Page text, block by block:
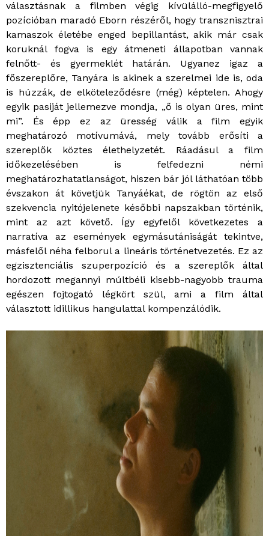
választásnak a filmben végig kívülálló-megfigyelő
pozícióban maradó Eborn részéről, hogy transznisztrai
kamaszok életébe enged bepillantást, akik már csak
koruknál fogva is egy átmeneti állapotban vannak
felnőtt- és gyermeklét határán. Ugyanez igaz a
főszereplőre, Tanyára is akinek a szerelmei ide is, oda
is húzzák, de elköteleződésre (még) képtelen. Ahogy
egyik pasiját jellemezve mondja, „ő is olyan üres, mint
mi”. És épp ez az üresség válik a film egyik
meghatározó motívumává, mely tovább erősíti a
szereplők köztes élethelyzetét. Ráadásul a film
időkezelésében is felfedezni némi
meghatározhatatlanságot, hiszen bár jól láthatóan több
évszakon át követjük Tanyáékat, de rögtön az első
szekvencia nyitójelenete későbbi napszakban történik,
mint az azt követő. Így egyfelől következetes a
narratíva az események egymásutániságát tekintve,
másfelől néha felborul a lineáris történetvezetés. Ez az
egzisztenciális szuperpozíció és a szereplők által
hordozott megannyi múltbéli kisebb-nagyobb trauma
egészen fojtogató légkört szül, ami a film által
választott idillikus hangulattal kompenzálódik.